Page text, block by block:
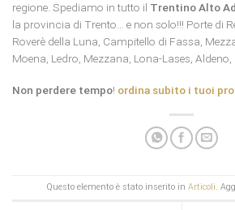
regione. Spediamo in tutto il Trentino Alto
la provincia di Trento… e non solo!!! Porte di
Roverè della Luna, Campitello di Fassa,
Moena, Ledro, Mezzana, Lona-Lases, Aldeno,
Non perdere tempo! ordina subito i tuoi
Questo elemento è stato inserito in Articoli.